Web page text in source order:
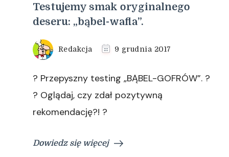
Testujemy smak oryginalnego
deseru: „bąbel-wafla”.
Redakcja 9 grudnia 2017
? Przepyszny testing „BĄBEL-GOFRÓW”. ?
? Oglądaj, czy zdał pozytywną
rekomendację?! ?
Dowiedz się więcej